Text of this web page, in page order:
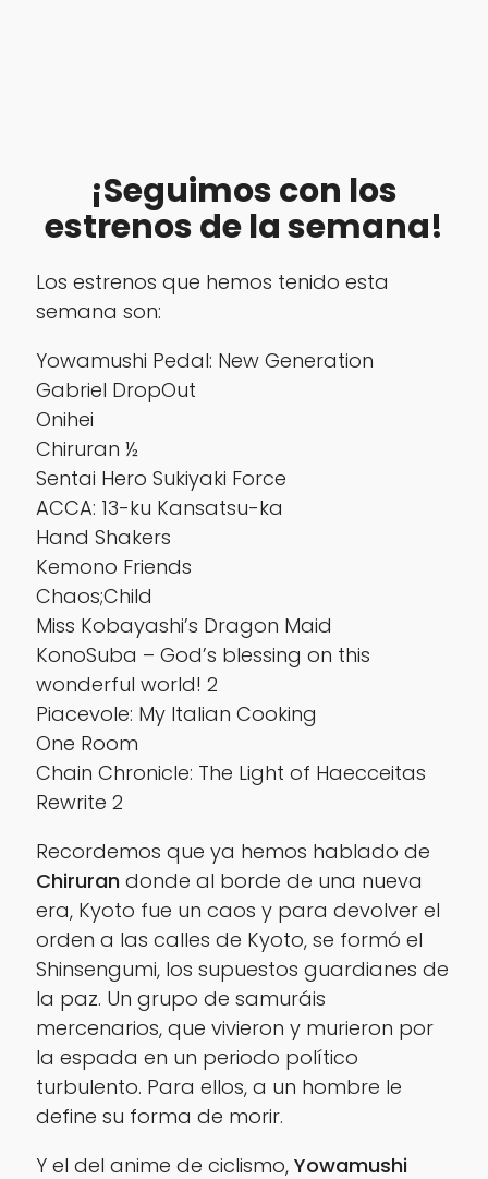
¡Seguimos con los
estrenos de la semana!
Los estrenos que hemos tenido esta
semana son:
Yowamushi Pedal: New Generation
Gabriel DropOut
Onihei
Chiruran ½
Sentai Hero Sukiyaki Force
ACCA: 13-ku Kansatsu-ka
Hand Shakers
Kemono Friends
Chaos;Child
Miss Kobayashi’s Dragon Maid
KonoSuba – God’s blessing on this
wonderful world! 2
Piacevole: My Italian Cooking
One Room
Chain Chronicle: The Light of Haecceitas
Rewrite 2
Recordemos que ya hemos hablado de
Chiruran donde al borde de una nueva
era, Kyoto fue un caos y para devolver el
orden a las calles de Kyoto, se formó el
Shinsengumi, los supuestos guardianes de
la paz. Un grupo de samuráis
mercenarios, que vivieron y murieron por
la espada en un periodo político
turbulento. Para ellos, a un hombre le
define su forma de morir.
Y el del anime de ciclismo, Yowamushi